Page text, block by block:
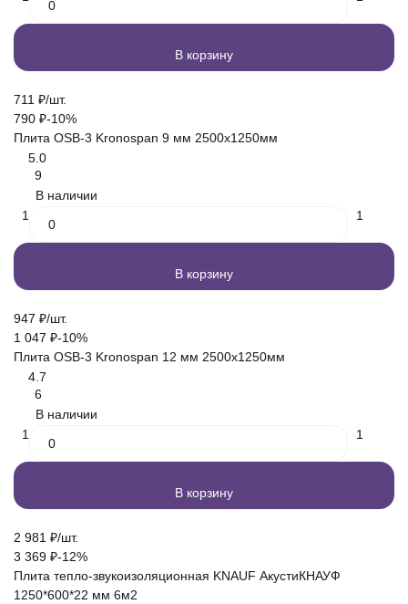
В корзину
711 ₽/шт.
790 ₽-10%
Плита OSB-3 Kronospan 9 мм 2500х1250мм
5.0
9
В наличии
1
1
В корзину
947 ₽/шт.
1 047 ₽-10%
Плита OSB-3 Kronospan 12 мм 2500х1250мм
4.7
6
В наличии
1
1
В корзину
2 981 ₽/шт.
3 369 ₽-12%
Плита тепло-звукоизоляционная KNAUF АкустиКНАУФ
1250*600*22 мм 6м2